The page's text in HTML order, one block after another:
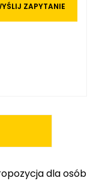
ZAPYTANIE
dla osób